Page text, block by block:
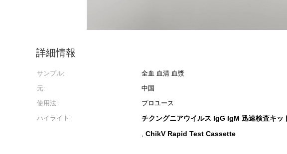
詳細情報
サンプル: 全血 血清 血漿
元:
中国
使用法:
プロユース
ハイライト:
チクングニアウイルス IgG IgM 迅速検査キ
, ChikV Rapid Test Cassette